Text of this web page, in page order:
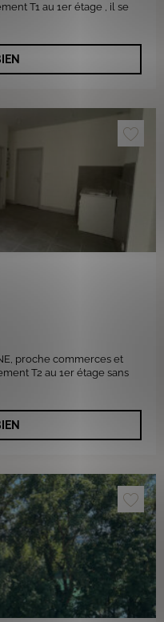
T1 au 1er étage , il se
proche commerces et
T2 au 1er étage sans